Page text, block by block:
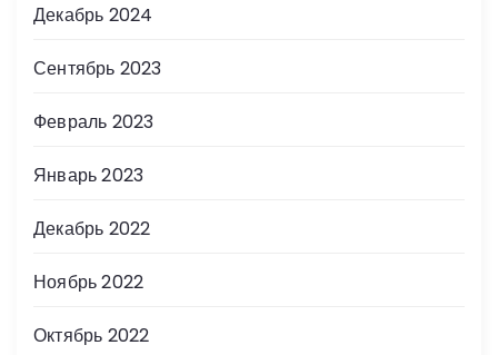
Декабрь 2024
Сентябрь 2023
Февраль 2023
Январь 2023
Декабрь 2022
Ноябрь 2022
Октябрь 2022